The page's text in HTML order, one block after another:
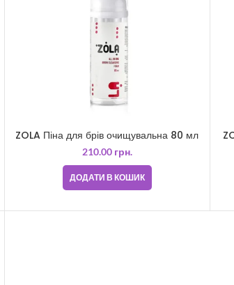
ZOLA Піна для брів очищувальна 80 мл
210.00 грн.
ДОДАТИ В КОШИК